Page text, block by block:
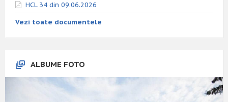
HCL 34 din 09.06.2026
Vezi toate documentele
ALBUME FOTO